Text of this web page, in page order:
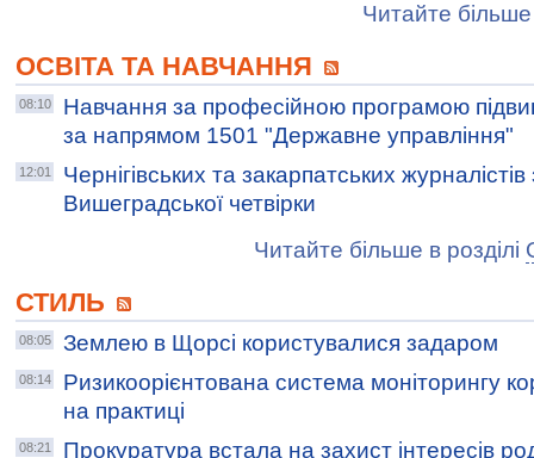
Читайте більше
ОСВІТА ТА НАВЧАННЯ
08:10
Навчання за професійною програмою
за напрямом 1501 "Державне управління"
12:01
Чернігівських та закарпатських
Вишеградської четвірки
Читайте більше в розділі
СТИЛЬ
08:05 Землею в Щорсі користувалися задаром
08:14
Ризикоорієнтована система моніторингу
на практиці
08:21 Прокуратура встала на захист інтересів